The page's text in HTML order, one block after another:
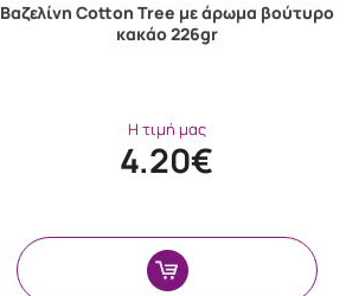
Βαζελίνη Cotton Tree με άρωμα βούτυρο
κακάο 226gr
Η τιμή μας
4.20€